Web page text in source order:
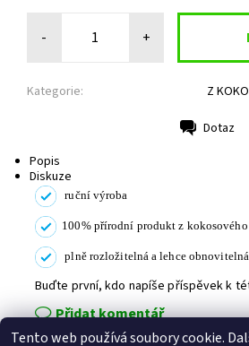
- +
Kategorie: Z
Dotaz
Popis
Diskuze
ruční výroba
100% přírodní produkt z kokosového
plně rozložitelná a lehce obnovitelná
Buďte první, kdo napíše příspěvek k
Přidat komentář
Tento web používá soubory cookie.